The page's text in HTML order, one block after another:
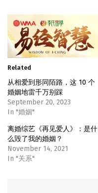
Related
从相爱到形同陌路，这 10 个
婚姻地雷千万别踩
September 20, 2023
In "婚姻"
离婚综艺《再见爱人》：是什
么毁了我的婚姻？
November 14, 2021
In "关系"